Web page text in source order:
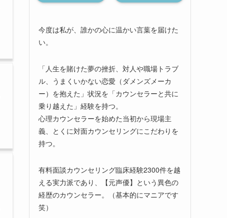
今度は私が、誰かの心に温かい言葉を届けた
い。
「人生を賭けた夢の挫折、対人や職場トラブ
ル、うまくいかない恋愛（ダメンズメーカ
ー）を抱えた」状況を「カウンセラーと共に
乗り越えた」経験を持つ。
心理カウンセラーを始めた当初から現場主
義、とくに対面カウンセリングにこだわりを
持つ。
有料面談カウンセリング臨床経験2300件を越
える実力派であり、【元声優】という異色の
経歴のカウンセラー。（基本的にマニアです
笑）